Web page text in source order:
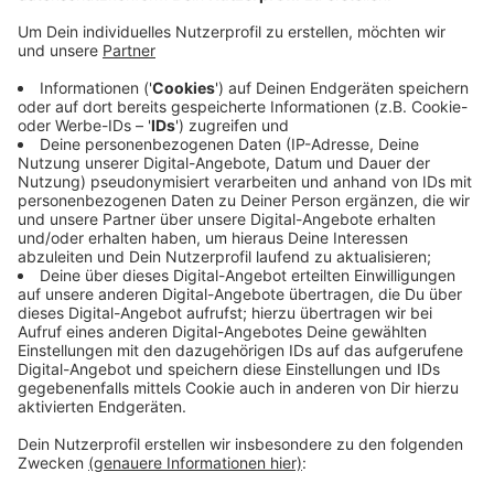
Lange haben wir nichts mehr von ihr gehört. Doch
Wölfin Gloria, die auch hier bei uns unter anderem im
Bereich Raesfeld umherstreift, ist noch da. Zuletzt
war sie aber wohl eher im Raum Oberhausen
unterwegs. Da hat sie Anfang Februar ein Schaf
gerissen, sagen die Experten vom Landesamt für
Natur-, Umwelt- und Verbraucherschutz, kurz LANUV.
Gerade jetzt wenn es wärmer wird, lassen immer mehr
Halter ihre Tiere wieder auf die Weide. Wer das macht,
sollte Elektrozäune aufstellen, sagt das LANUV. Dafür
können auch Fördergelder beantragt werden.
Anzeige